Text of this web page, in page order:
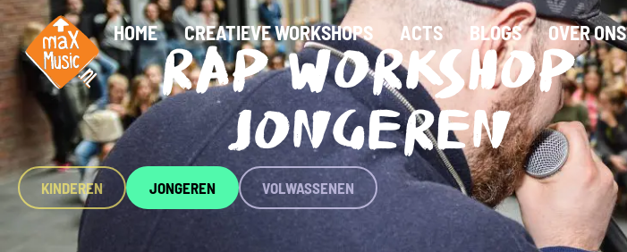
HOME CREATIEVE WORKSHOPS ACTS BLOGS OVER ONS
RAP WORKSHOP
JONGEREN
KINDEREN JONGEREN VOLWASSENEN